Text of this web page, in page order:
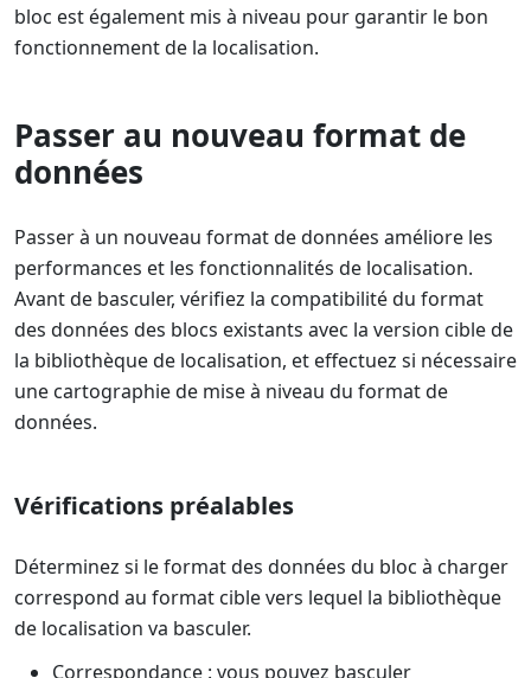
bloc est également mis à niveau pour garantir le bon
fonctionnement de la localisation.
Passer au nouveau format de
données
Passer à un nouveau format de données améliore les
performances et les fonctionnalités de localisation.
Avant de basculer, vérifiez la compatibilité du format
des données des blocs existants avec la version cible de
la bibliothèque de localisation, et effectuez si nécessaire
une cartographie de mise à niveau du format de
données.
Vérifications préalables
Déterminez si le format des données du bloc à charger
correspond au format cible vers lequel la bibliothèque
de localisation va basculer.
Correspondance : vous pouvez basculer